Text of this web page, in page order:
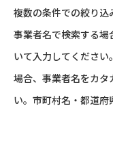
複数の条件での絞り込
事業者名で検索する
いて入力してくださ
場合、事業者名をカ
い。市町村名・都道府